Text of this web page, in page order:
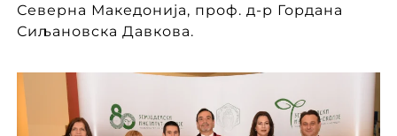
Северна Македонија, проф. д-р Гордана
Сиљановска Давкова.